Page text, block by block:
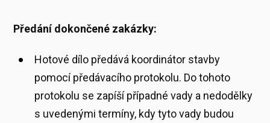
Předání dokončené zakázky:
Hotové dílo předává koordinátor stavby
pomocí předávacího protokolu. Do tohoto
protokolu se zapíší případné vady a nedodělky
s uvedenými termíny, kdy tyto vady budou